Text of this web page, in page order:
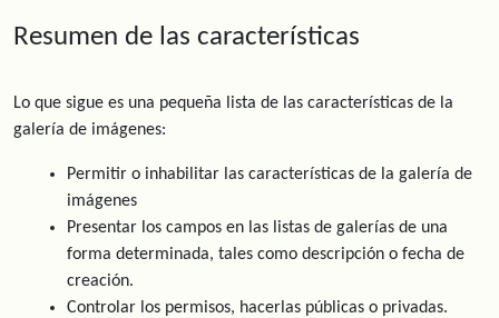
Resumen de las características
Lo que sigue es una pequeña lista de las características de la
galería de imágenes:
Permitir o inhabilitar las características de la galería de
imágenes
Presentar los campos en las listas de galerías de una
forma determinada, tales como descripción o fecha de
creación.
Controlar los permisos, hacerlas públicas o privadas.